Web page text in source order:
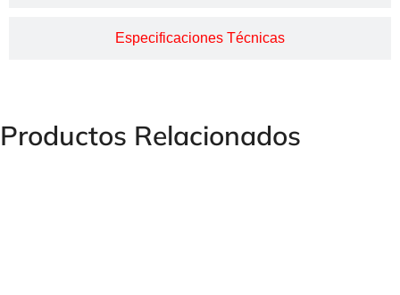
Especificaciones Técnicas
Productos Relacionados